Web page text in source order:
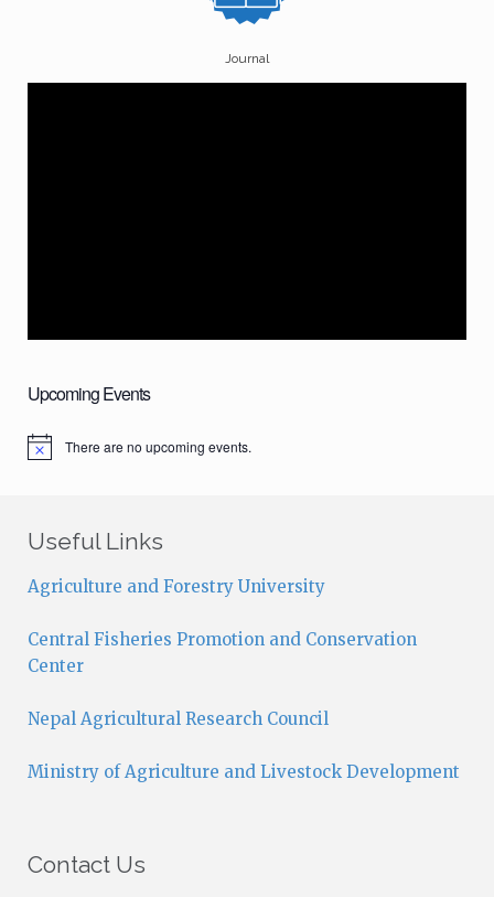
Journal
Upcoming Events
N
e
There are no upcoming events.
Useful Links
Agriculture and Forestry University
Central Fisheries Promotion and Conservation
Center
Nepal Agricultural Research Council
Ministry of Agriculture and Livestock Development
Contact Us